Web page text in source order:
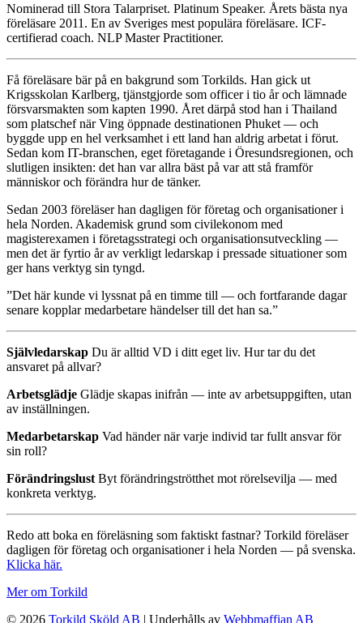
Nominerad till Stora Talarpriset. Platinum Speaker. Årets bästa nya
föreläsare 2011. En av Sveriges mest populära föreläsare. ICF-
certifierad coach. NLP Master Practitioner.
Få föreläsare bär på en bakgrund som Torkilds. Han gick ut
Krigsskolan Karlberg, tjänstgjorde som officer i tio år och lämnade
försvarsmakten som kapten 1990. Året därpå stod han i Thailand
som platschef när Ving öppnade destinationen Phuket — och
byggde upp en hel verksamhet i ett land han aldrig arbetat i förut.
Sedan kom IT-branschen, eget företagande i Öresundsregionen, och
slutligen insikten: det han var allra bäst på var att stå framför
människor och förändra hur de tänker.
Sedan 2003 föreläser han dagligen för företag och organisationer i
hela Norden. Akademisk grund som civilekonom med
magisterexamen i företagsstrategi och organisationsutveckling —
men det är fyrtio år av verkligt ledarskap i pressade situationer som
ger hans verktyg sin tyngd.
”Det här kunde vi lyssnat på en timme till — och fortfarande dagar
senare kopplar medarbetare händelser till det han sa.”
Självledarskap Du är alltid VD i ditt eget liv. Hur tar du det
ansvaret på allvar?
Arbetsglädje Glädje skapas inifrån — inte av arbetsuppgiften, utan
av inställningen.
Medarbetarskap Vad händer när varje individ tar fullt ansvar för
sin roll?
Förändringslust Byt förändringströtthet mot rörelsevilja — med
konkreta verktyg.
Redo att boka en föreläsning som faktiskt fastnar? Torkild föreläser
dagligen för företag och organisationer i hela Norden — på svenska.
Klicka här.
Mer om Torkild
© 2026 Torkild Sköld AB | Underhålls av Webbmaffian AB